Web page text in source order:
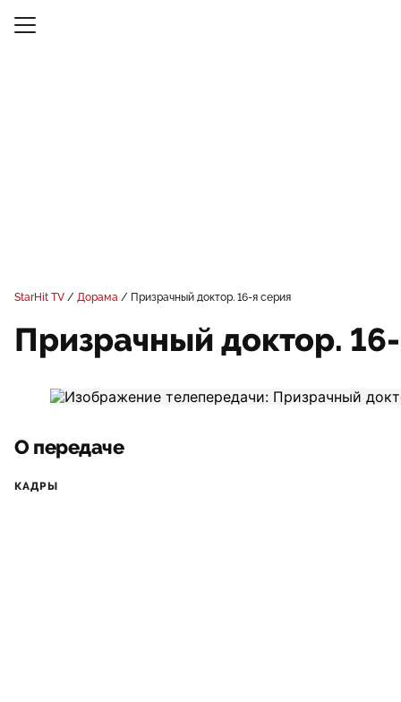
StarHit TV Дорама Призрачный доктор. 16-я серия
Призрачный доктор.
О передаче
КАДРЫ